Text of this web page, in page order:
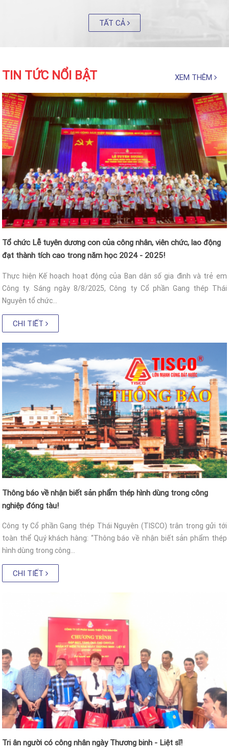
TẤT CẢ
TIN TỨC NỔI BẬT XEM THÊM
Tổ chức Lễ tuyên dương con của công nhân, viên chức, lao động
đạt thành tích cao trong năm học 2024 - 2025!
Thực hiện Kế hoạch hoạt động của Ban dân số gia đình và trẻ em
Công ty. Sáng ngày 8/8/2025, Công ty Cổ phần Gang thép Thái
Nguyên tổ chức...
CHI TIẾT
Thông báo về nhận biết sản phẩm thép hình dùng trong công
nghiệp đóng tàu!
Công ty Cổ phần Gang thép Thái Nguyên (TISCO) trân trọng gửi tới
toàn thể Quý khách hàng: “Thông báo về nhận biết sản phẩm thép
hình dùng trong công...
CHI TIẾT
Tri ân người có công nhân ngày Thương binh - Liệt sĩ!